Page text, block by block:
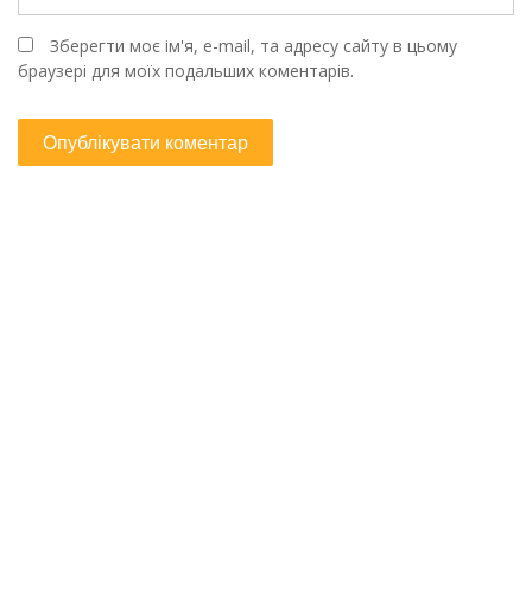
Зберегти моє ім'я, e-mail, та адресу сайту в цьому
браузері для моїх подальших коментарів.